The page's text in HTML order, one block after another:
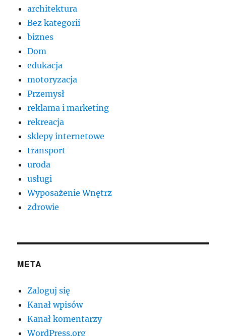
architektura
Bez kategorii
biznes
Dom
edukacja
motoryzacja
Przemysł
reklama i marketing
rekreacja
sklepy internetowe
transport
uroda
usługi
Wyposażenie Wnętrz
zdrowie
META
Zaloguj się
Kanał wpisów
Kanał komentarzy
WordPress.org